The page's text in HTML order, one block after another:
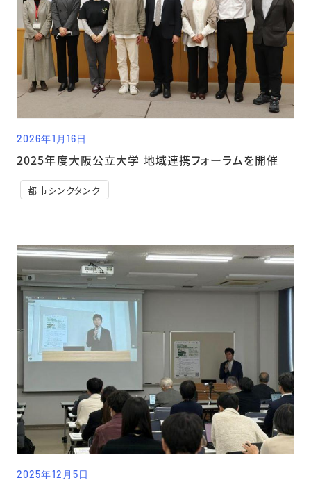
2026年1月16日
都市シンクタンク
2025年度大阪公立大学 地域連携フォーラムを開催
2025年12月5日